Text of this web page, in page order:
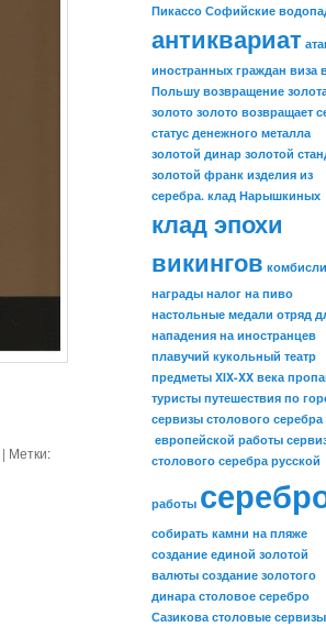
| Метки:
Пикассо Софийские
антиквариат
иностранных граждан виза
Польшу возвращение
золото золото возвращает
статус денежного металла
золотой динар золотой
золотой франк изделия из
серебра. клад Нарышкиных
клад эпохи
викингов
награды налог на пиво
настольные медали отряд
нападения на иностранцев
плавучий кукольный театр
предметы XIX-XX века
туристы путешествия по
сервизы столового серебра
европейской работы
столового серебра русской
работы
собирать камни на пляже
создание единой золотой
валюты создание золотого
динара столовое серебро
Сазикова столовые сервизы